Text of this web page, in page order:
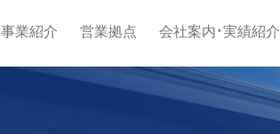
事業紹介 営業拠点 会社案内・実績紹介